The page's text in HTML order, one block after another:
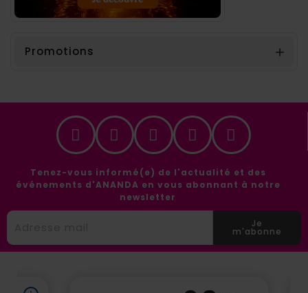
Promotions 
Tenez-vous informé(e) de l'actualité et des
événements d'ANANDA en vous abonnant à notre
newsletter
Je
m'abonne